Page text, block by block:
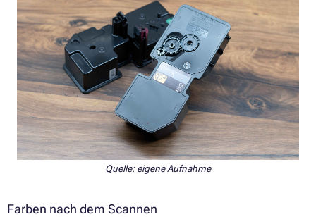
Quelle: eigene Aufnahme
Farben nach dem Scannen